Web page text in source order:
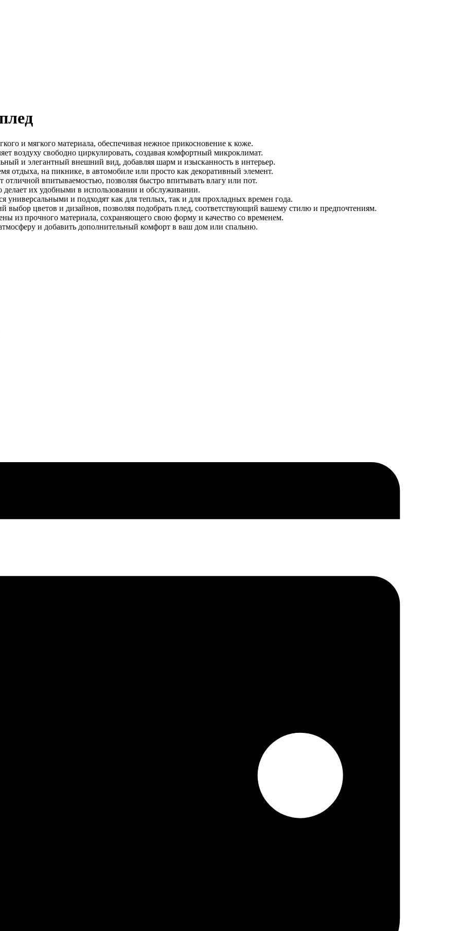
и мягкого материала, обеспечивая нежное прикосновение к коже.
воздуху свободно циркулировать, создавая комфортный микроклимат.
и элегантный внешний вид, добавляя шарм и изысканность в интерьер.
отдыха, на пикнике, в автомобиле или просто как декоративный элемент.
впитываемостью, позволяя быстро впитывать влагу или пот.
делает их удобными в использовании и обслуживании.
универсальными и подходят как для теплых, так и для прохладных времен года.
выбор цветов и дизайнов, позволяя подобрать плед, соответствующий вашему стилю и предпочтениям.
из прочного материала, сохраняющего свою форму и качество со временем.
и добавить дополнительный комфорт в ваш дом или спальню.